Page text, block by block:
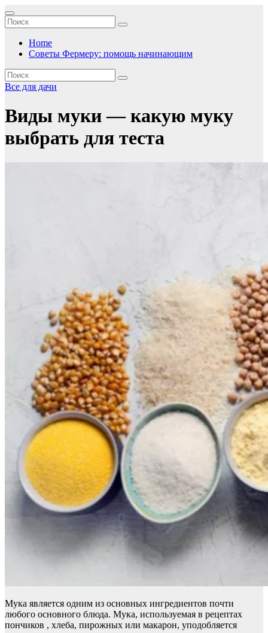
Перейти
к
содержимому
Home
Советы Фермеру: помощь начинающим
Все для дачи
Виды муки — какую муку
выбрать для теста
Мука является одним из основных ингредиентов почти
любого основного блюда. Мука, ​​используемая в рецептах
пончиков , хлеба, пирожных или макарон, уподобляется